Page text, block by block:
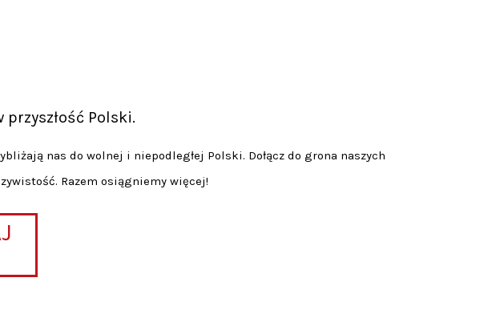
Polski.
nas do wolnej i niepodległej Polski. Dołącz do grona naszych
Razem osiągniemy więcej!